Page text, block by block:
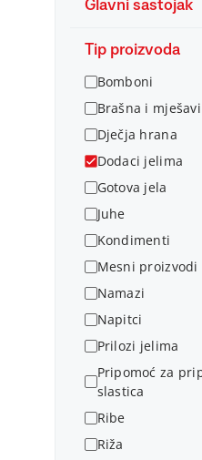
Glavni sastojak
Tip proizvoda
Bomboni
Brašna i
Dječja hrana
Dodaci jelima
Gotova jela
Juhe
Kondimenti
Mesni proizvodi
Namazi
Napitci
Prilozi jelima
Pripomoć za
slastica
Ribe
Riža